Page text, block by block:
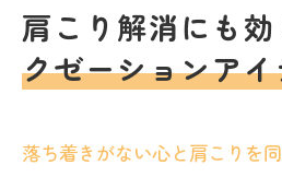
肩こり解消にも
クゼーションア
落ち着きがない心と肩こりを